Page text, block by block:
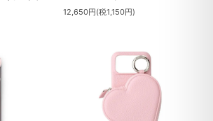
12,650円(税1,150円)